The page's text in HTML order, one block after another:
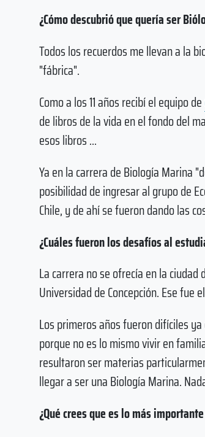
¿Cómo descubrió que quería ser
Todos los recuerdos me llevan a la
"fábrica".
Como a los 11 años recibí el equipo de
de libros de la vida en el fondo del
esos libros ...
Ya en la carrera de Biología Marina
posibilidad de ingresar al grupo de
Chile, y de ahí se fueron dando las
¿Cuáles fueron los desafíos al
La carrera no se ofrecía en la ciudad
Universidad de Concepción. Ese
Los primeros años fueron difíciles
porque no es lo mismo vivir en
resultaron ser materias
llegar a ser una Biología Marina.
¿Qué crees que es lo más